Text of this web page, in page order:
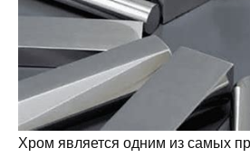
Хром является одним из самых